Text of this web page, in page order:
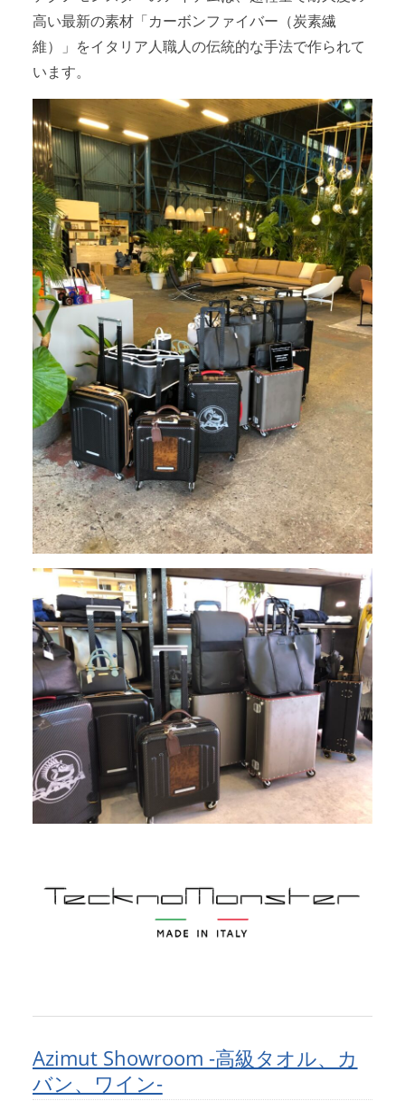
お問い合わせ
高い最新の素材「カーボンファイバー（炭素繊
維）」をイタリア人職人の伝統的な手法で作られて
います。
Azimut Showroom -高級タオル、カ
バン、ワイン-